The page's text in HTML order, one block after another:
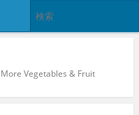
Vegetables & Fruit